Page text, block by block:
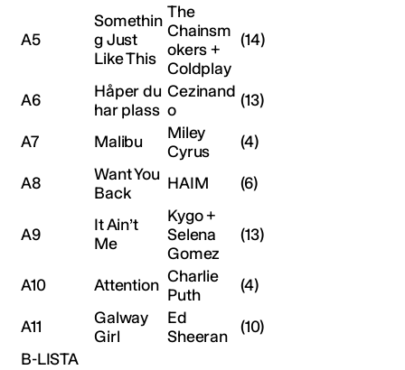
A5
Somethin
g Just
Like This
The
Chainsm
okers +
Coldplay
(14)
A6
Håper du
har plass
Cezinand
o
(13)
A7 Malibu
Miley
Cyrus
(4)
A8
Want You
Back
HAIM (6)
A9
It Ain’t
Me
Kygo +
Selena
Gomez
(13)
A10 Attention Charlie
Puth
(4)
A11
Galway
Girl
Ed
Sheeran
(10)
B-LISTA